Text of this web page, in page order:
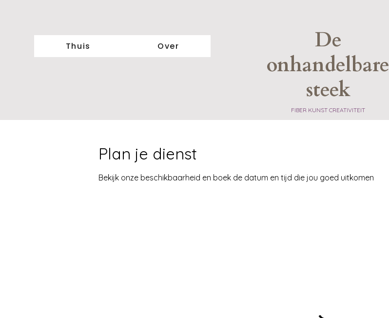
Thuis Over
De
onhandelbare
steek
​FIBER KUNST CREATIVITEIT
Plan je dienst
Bekijk onze beschikbaarheid en boek de datum en tijd die jou goed uitkomen